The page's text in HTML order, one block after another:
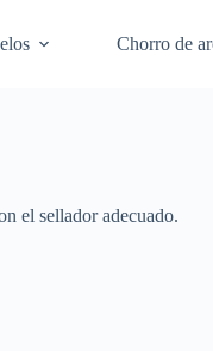
Chorro de
el sellador adecuado.